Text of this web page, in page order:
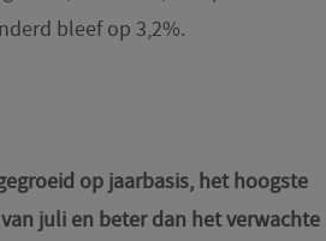
bleef op 3,2%.
op jaarbasis, het hoogste
juli en beter dan het verwachte